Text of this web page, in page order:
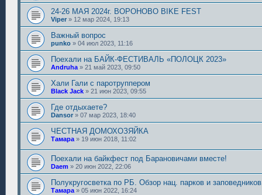
24-26 МАЯ 2024г. ВОРОНОВО BIKE FEST
Viper » 12 мар 2024, 19:13
Важный вопрос
punko » 04 июл 2023, 11:16
Поехали на БАЙК-ФЕСТИВАЛЬ «ПОЛОЦК 2023»
Andruha » 21 май 2023, 09:50
Хали Гали с паротруппером
Black Jack » 21 июн 2023, 09:55
Где отдыхаете?
Dansor » 07 мар 2023, 18:40
ЧЕСТНАЯ ДОМОХОЗЯЙКА
Тамара » 19 июн 2018, 11:02
Поехали на байкфест под Барановичами вместе!
Daem » 20 июн 2022, 22:06
Полукругосветка по РБ. Обзор нац. парков и заповедников.
Тамара » 05 июн 2022, 16:24